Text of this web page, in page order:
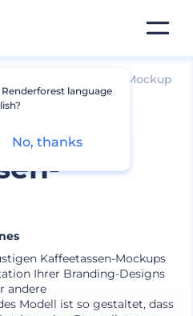
Kaffee und Teebeutel Mockup
Kaffeetassen-Mockups
Ihrer Branding-Designs
andere
Modell ist so gestaltet, dass
language
No, thanks